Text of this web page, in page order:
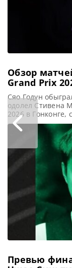
Обзор
Grand Prix
Сяо Годун
одолел Стивена
2026 в Гонконге,
уверенно
своем первом
исход матча
возможности
Превью